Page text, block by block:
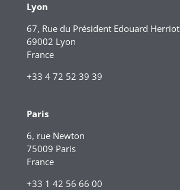
Lyon
67, Rue du Président Edouard Herriot
69002 Lyon
France
+33 4 72 52 39 39
Paris
6, rue Newton
75009 Paris
France
+33 1 42 56 66 00